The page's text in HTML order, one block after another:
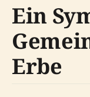
Ein
Erbe